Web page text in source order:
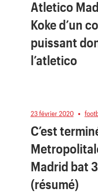
Atletico
Koke d’un
puissant
l’atletico
23 février 2020
C’est
Madrid bat
(résumé)